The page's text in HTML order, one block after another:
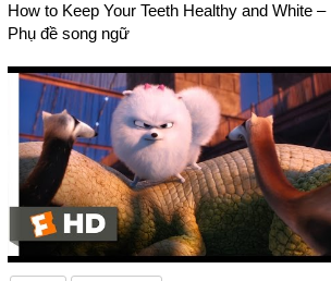
How to Keep Your Teeth Healthy and White –
Phụ đề song ngữ